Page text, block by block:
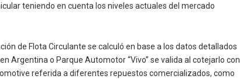
teniendo en cuenta los niveles actuales del mercado
de Flota Circulante se calculó en base a los datos detallados
Argentina o Parque Automotor “Vivo” se valida al cotejarlo con
referida a diferentes repuestos comercializados, como